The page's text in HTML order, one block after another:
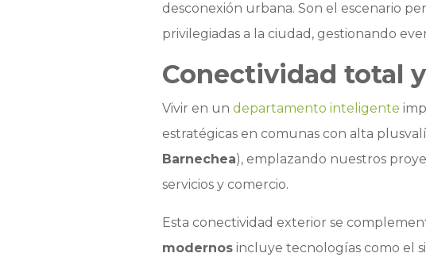
desconexión urbana. Son el escenario
privilegiadas a la ciudad, gestionando
Conectividad total
Vivir en un departamento inteligente
estratégicas en comunas con alta
Barnechea), emplazando nuestros
servicios y comercio.
Esta conectividad exterior se
modernosincluye tecnologías como el